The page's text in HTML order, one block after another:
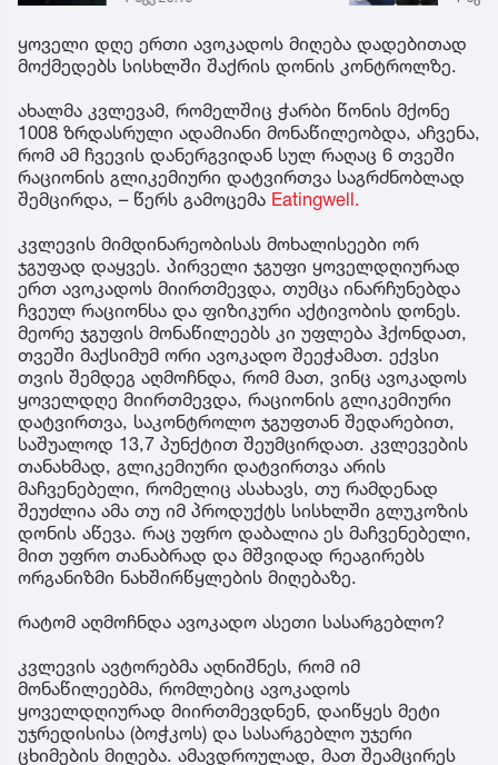
ავალიანის მკვლელობის
საქმე
ყოველი დღე ერთი ავოკადოს მიღება დადებითად
მოქმედებს სისხლში შაქრის დონის კონტროლზე.
ახალმა კვლევამ, რომელშიც ჭარბი წონის მქონე
1008 ზრდასრული ადამიანი მონაწილეობდა, აჩვენა,
რომ ამ ჩვევის დანერგვიდან სულ რაღაც 6 თვეში
რაციონის გლიკემიური დატვირთვა საგრძნობლად
შემცირდა, – წერს გამოცემა Eatingwell.
კვლევის მიმდინარეობისას მოხალისეები ორ
ჯგუფად დაყვეს. პირველი ჯგუფი ყოველდღიურად
ერთ ავოკადოს მიირთმევდა, თუმცა ინარჩუნებდა
ჩვეულ რაციონსა და ფიზიკური აქტივობის დონეს.
მეორე ჯგუფის მონაწილეებს კი უფლება ჰქონდათ,
თვეში მაქსიმუმ ორი ავოკადო შეეჭამათ. ექვსი
თვის შემდეგ აღმოჩნდა, რომ მათ, ვინც ავოკადოს
ყოველდღე მიირთმევდა, რაციონის გლიკემიური
დატვირთვა, საკონტროლო ჯგუფთან შედარებით,
საშუალოდ 13,7 პუნქტით შეუმცირდათ. კვლევების
თანახმად, გლიკემიური დატვირთვა არის
მაჩვენებელი, რომელიც ასახავს, თუ რამდენად
შეუძლია ამა თუ იმ პროდუქტს სისხლში გლუკოზის
დონის აწევა. რაც უფრო დაბალია ეს მაჩვენებელი,
მით უფრო თანაბრად და მშვიდად რეაგირებს
ორგანიზმი ნახშირწყლების მიღებაზე.
რატომ აღმოჩნდა ავოკადო ასეთი სასარგებლო?
კვლევის ავტორებმა აღნიშნეს, რომ იმ
მონაწილეებმა, რომლებიც ავოკადოს
ყოველდღიურად მიირთმევდნენ, დაიწყეს მეტი
უჯრედისისა (ბოჭკოს) და სასარგებლო უჯერი
ცხიმების მიღება. ამავდროულად, მათ შეამცირეს